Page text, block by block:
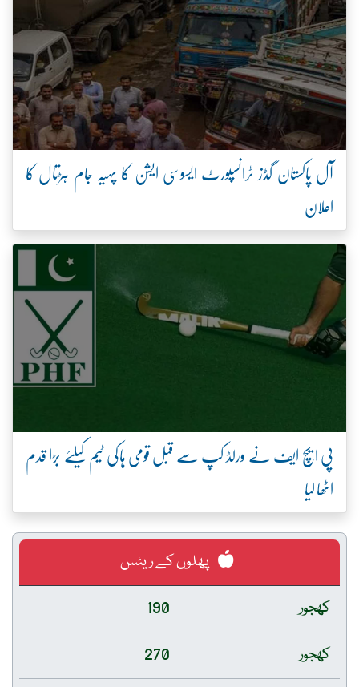
آل پاکستان گڈز ٹرانسپورٹ ایسوسی ایشن کا پہیہ جام ہڑتال کا
اعلان
پی ایچ ایف نے ورلڈ کپ سے قبل قومی ہاکی ٹیم کیلئے بڑا قدم
اٹھا لیا
پھلوں کے ریٹس
کھجور
190
کھجور
270